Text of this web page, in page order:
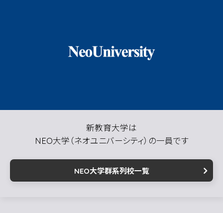
新教育大学は
NEO大学（ネオユニバーシティ）の一員です
NEO大学群系列校一覧